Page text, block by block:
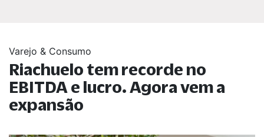
Varejo & Consumo
Riachuelo tem recorde no
EBITDA e lucro. Agora vem a
expansão